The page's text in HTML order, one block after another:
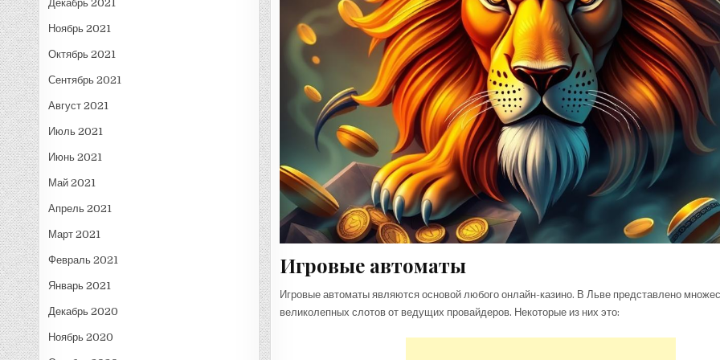
Декабрь 2021
Ноябрь 2021
Октябрь 2021
Сентябрь 2021
Август 2021
Июль 2021
Июнь 2021
Май 2021
Апрель 2021
Март 2021
Февраль 2021
Январь 2021
Декабрь 2020
Ноябрь 2020
Игровые автоматы
Игровые автоматы являются основой любого онлайн-казино. В Льве представлено
великолепных слотов от ведущих провайдеров. Некоторые из них это: